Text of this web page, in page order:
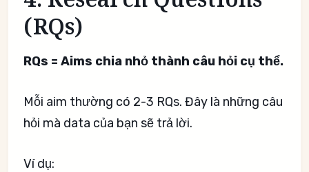
(RQs)
RQs = Aims chia nhỏ thành câu hỏi cụ thể.
Mỗi aim thường có 2-3 RQs. Đây là những câu
hỏi mà data của bạn sẽ trả lời.
Ví dụ: